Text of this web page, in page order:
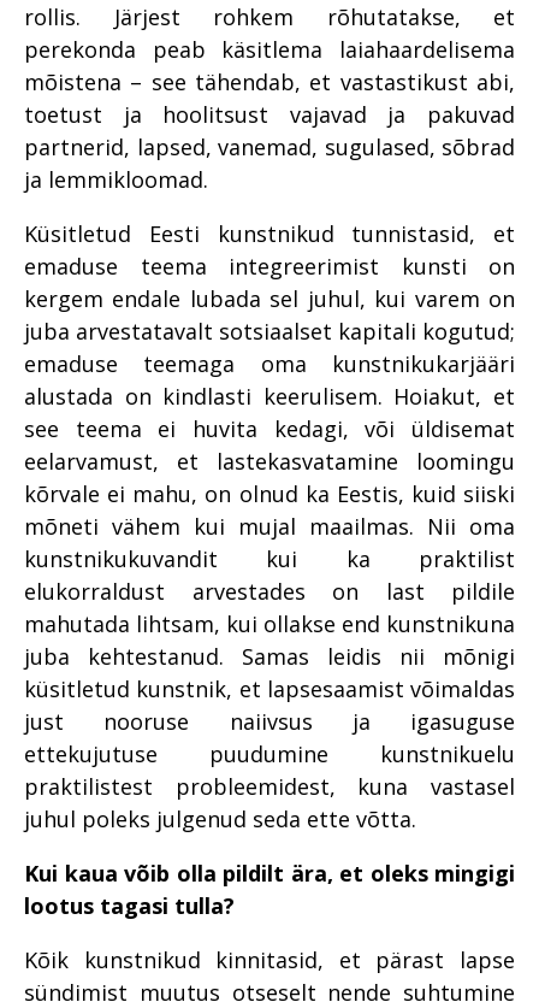
rollis. Järjest rohkem rõhutatakse, et
perekonda peab käsitlema laiahaardelisema
mõistena – see tähendab, et vastastikust abi,
toetust ja hoolitsust vajavad ja pakuvad
partnerid, lapsed, vanemad, sugulased, sõbrad
ja lemmikloomad.
Küsitletud Eesti kunstnikud tunnistasid, et
emaduse teema integreerimist kunsti on
kergem endale lubada sel juhul, kui varem on
juba arvestatavalt sotsiaalset kapitali kogutud;
emaduse teemaga oma kunstnikukarjääri
alustada on kindlasti keerulisem. Hoiakut, et
see teema ei huvita kedagi, või üldisemat
eelarvamust, et lastekasvatamine loomingu
kõrvale ei mahu, on olnud ka Eestis, kuid siiski
mõneti vähem kui mujal maailmas. Nii oma
kunstnikukuvandit kui ka praktilist
elukorraldust arvestades on last pildile
mahutada lihtsam, kui ollakse end kunstnikuna
juba kehtestanud. Samas leidis nii mõnigi
küsitletud kunstnik, et lapsesaamist võimaldas
just nooruse naiivsus ja igasuguse
ettekujutuse puudumine kunstnikuelu
praktilistest probleemidest, kuna vastasel
juhul poleks julgenud seda ette võtta.
Kui kaua võib olla pildilt ära, et oleks mingigi
lootus tagasi tulla?
Kõik kunstnikud kinnitasid, et pärast lapse
sündimist muutus otseselt nende suhtumine